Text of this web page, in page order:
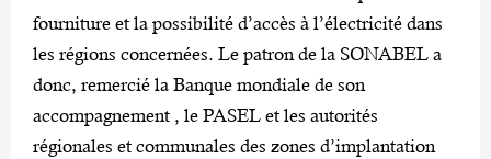
fourniture et la possibilité d’accès à l’électricité dans
les régions concernées. Le patron de la SONABEL a
donc, remercié la Banque mondiale de son
accompagnement , le PASEL et les autorités
régionales et communales des zones d’implantation